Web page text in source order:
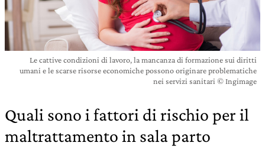
Le cattive condizioni di lavoro, la mancanza di formazione sui diritti
umani e le scarse risorse economiche possono originare problematiche
nei servizi sanitari © Ingimage
Quali sono i fattori di rischio per il
maltrattamento in sala parto